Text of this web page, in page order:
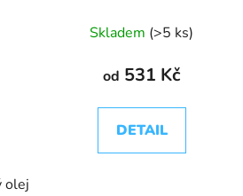
olej
Skladem (>5 ks)
od 531 Kč
DETAIL